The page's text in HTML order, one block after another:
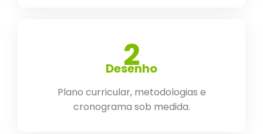
2
Desenho
Plano curricular, metodologias e
cronograma sob medida.